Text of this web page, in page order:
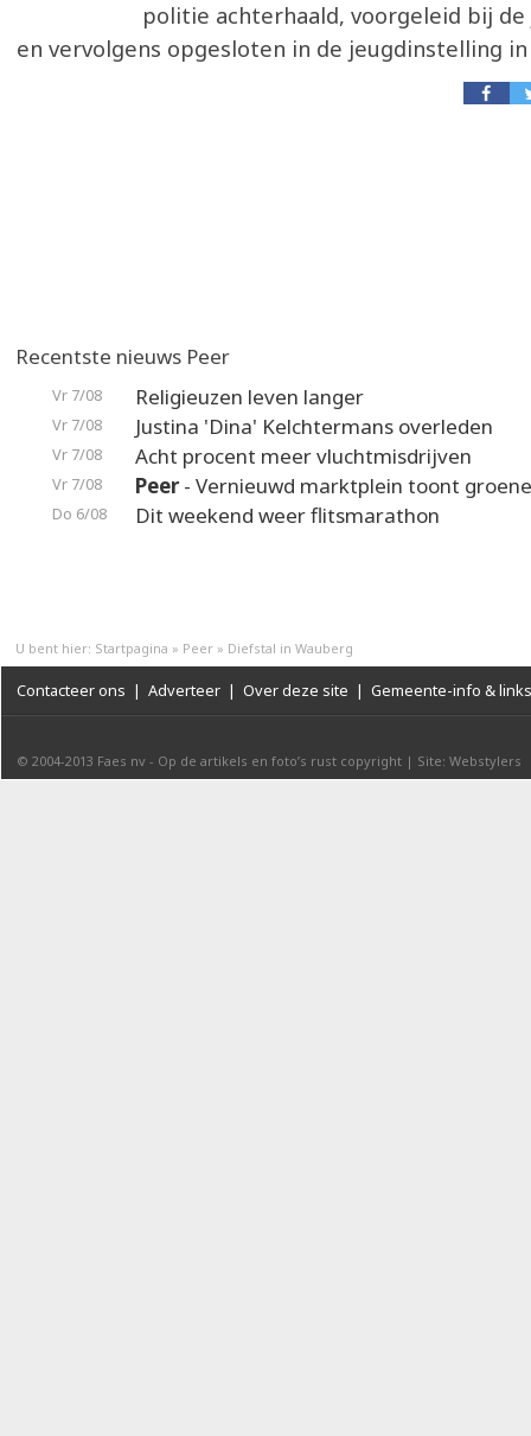
politie achterhaald, voorgeleid bij
en vervolgens opgesloten in de jeugdinstelling
Recentste nieuws Peer
Vr 7/08 Religieuzen leven langer
Vr 7/08 Justina 'Dina' Kelchtermans overleden
Vr 7/08 Acht procent meer vluchtmisdrijven
Vr 7/08 Peer- Vernieuwd marktplein toont
Do 6/08 Dit weekend weer flitsmarathon
U bent hier: Startpagina » Peer » Diefstal in Wauberg
Contacteer ons | Adverteer | Over deze site | Gemeente-info & links
© 2004-2013 Faes nv - Op de artikels en foto’s rust copyright | Site: Webstylers